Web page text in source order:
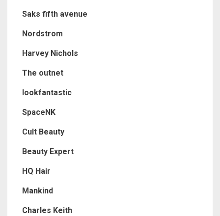
Saks fifth avenue
Nordstrom
Harvey Nichols
The outnet
lookfantastic
SpaceNK
Cult Beauty
Beauty Expert
HQ Hair
Mankind
Charles Keith